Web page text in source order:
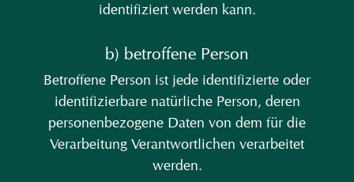
identifiziert werden kann.
b) betroffene Person
Betroffene Person ist jede identifizierte oder
identifizierbare natürliche Person, deren
personenbezogene Daten von dem für die
Verarbeitung Verantwortlichen verarbeitet
werden.